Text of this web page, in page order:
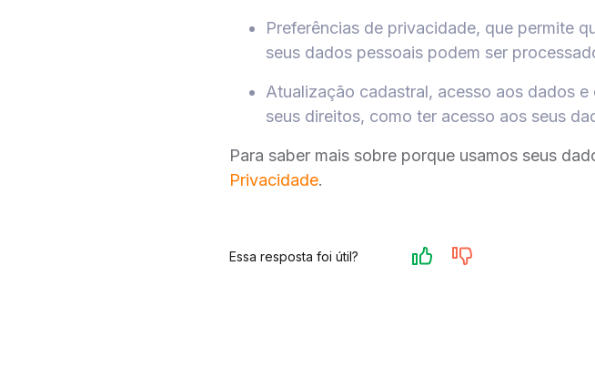
Preferências de privacidade, que permite
seus dados pessoais podem ser
Atualização cadastral, acesso aos dados
seus direitos, como ter acesso aos seus
Para saber mais sobre porque usamos seus
Privacidade.
Essa resposta foi útil?